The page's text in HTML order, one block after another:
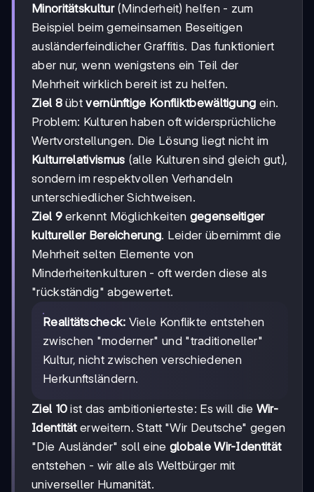
Minoritätskultur(Minderheit) helfen - zum
Beispiel beim gemeinsamen Beseitigen
ausländerfeindlicher Graffitis. Das funktioniert
aber nur, wenn wenigstens ein Teil der
Mehrheit wirklich bereit ist zu helfen.
Ziel 8übtvernünftige Konfliktbewältigung ein.
Problem: Kulturen haben oft widersprüchliche
Wertvorstellungen. Die Lösung liegt nicht im
Kulturrelativismus (alle Kulturen sind gleich gut),
sondern im respektvollen Verhandeln
unterschiedlicher Sichtweisen.
Ziel 9erkennt Möglichkeiten gegenseitiger
kultureller Bereicherung. Leider übernimmt die
Mehrheit selten Elemente von
Minderheitenkulturen - oft werden diese als
"rückständig" abgewertet.
Realitätscheck: Viele Konflikte entstehen
zwischen "moderner" und "traditioneller"
Kultur, nicht zwischen verschiedenen
Herkunftsländern.
Ziel 10 ist das ambitionierteste: Es will die Wir-
Identitäterweitern. Statt "Wir Deutsche" gegen
"Die Ausländer" soll eine globale Wir-Identität
entstehen - wir alle als Weltbürger mit
universeller Humanität.